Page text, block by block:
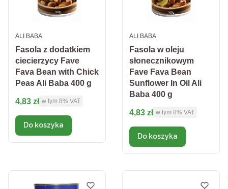
Fasola z dodatkiem
ciecierzycy Fave
Fava Bean with Chick
Peas Ali Baba 400 g
PRODUCENT
ALI BABA
Cena brutto
4,83 zł w tym %s VAT
w tym 8% VAT
Do koszyka
Fasola w oleju
słonecznikowym
Fave Fava Bean
Sunflower In Oil Ali
Baba 400 g
PRODUCENT
ALI BABA
Cena brutto
4,83 zł w tym %s VAT
w tym 8% VAT
Do koszyka